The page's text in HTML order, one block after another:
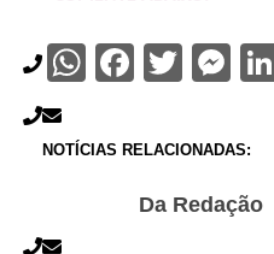
WhatsApp
Facebook
NOTÍCIAS RELACIONADAS:
Da Redação